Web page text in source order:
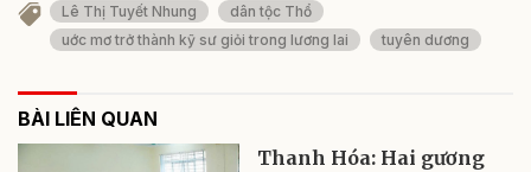
Lê Thị Tuyết Nhung
dân tộc Thổ
uớc mơ trở thành kỹ sư giỏi trong lương lai
tuyên dương
BÀI LIÊN QUAN
Thanh Hóa: Hai gương